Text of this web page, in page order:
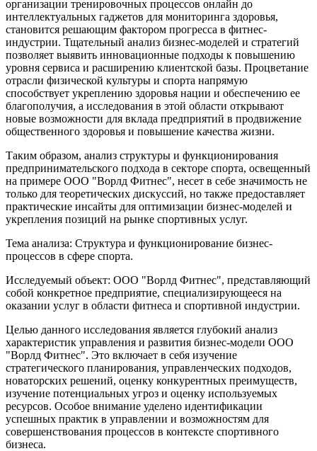
организации тренировочных процессов онлайн до
интеллектуальных гаджетов для мониторинга здоровья,
становится решающим фактором прогресса в фитнес-
индустрии. Тщательный анализ бизнес-моделей и стратегий
позволяет выявить инновационные подходы к повышению
уровня сервиса и расширению клиентской базы. Процветание
отрасли физической культуры и спорта напрямую
способствует укреплению здоровья нации и обеспечению ее
благополучия, а исследования в этой области открывают
новые возможности для вклада предприятий в продвижение
общественного здоровья и повышение качества жизни.
Таким образом, анализ структуры и функционирования
предпринимательского подхода в секторе спорта, освещенный
на примере ООО "Ворлд Фитнес", несет в себе значимость не
только для теоретических дискуссий, но также предоставляет
практические инсайты для оптимизации бизнес-моделей и
укрепления позиций на рынке спортивных услуг.
Тема анализа: Структура и функционирование бизнес-
процессов в сфере спорта.
Исследуемый объект: ООО "Ворлд Фитнес", представляющий
собой конкретное предприятие, специализирующееся на
оказании услуг в области фитнеса и спортивной индустрии.
Целью данного исследования является глубокий анализ
характеристик управления и развития бизнес-модели ООО
"Ворлд Фитнес". Это включает в себя изучение
стратегического планирования, управленческих подходов,
новаторских решений, оценку конкурентных преимуществ,
изучение потенциальных угроз и оценку используемых
ресурсов. Особое внимание уделено идентификации
успешных практик в управлении и возможностям для
совершенствования процессов в контексте спортивного
бизнеса.